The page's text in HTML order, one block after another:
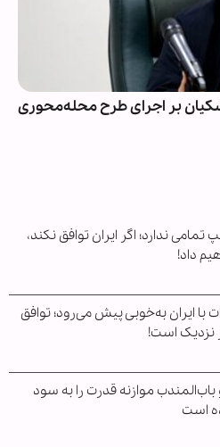
بر اجرای طرح محله‌محوری
تمامی ندارد؛ اگر ایران توافق نکند،
داد!
با ایران به‌خوبی پیش می‌رود؛ توافق
نزدیک است!
موازنه قدرت را به سود
است